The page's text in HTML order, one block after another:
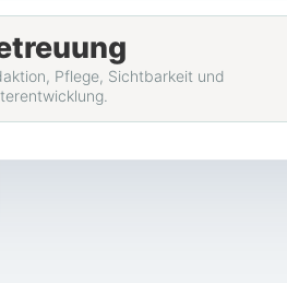
Pflege, Sichtbarkeit und